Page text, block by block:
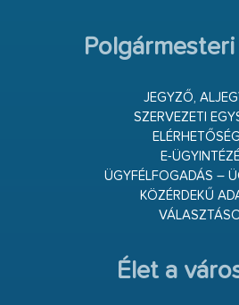
JEGYZŐ,
SZERVEZETI
E-
ÜGYFÉLFOGADÁS –
KÖZÉRDEKŰ
Élet a